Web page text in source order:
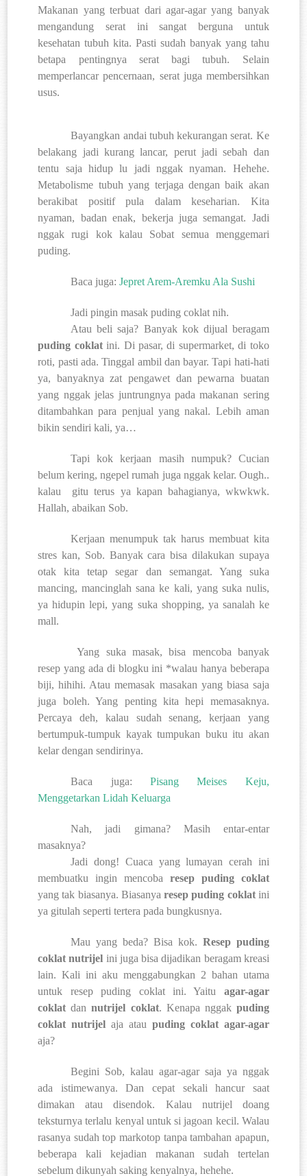
Makanan yang terbuat dari agar-agar yang banyak
mengandung serat ini sangat berguna untuk
kesehatan tubuh kita. Pasti sudah banyak yang tahu
betapa pentingnya serat bagi tubuh. Selain
memperlancar pencernaan, serat juga membersihkan
usus.
Bayangkan andai tubuh kekurangan serat. Ke
belakang jadi kurang lancar, perut jadi sebah dan
tentu saja hidup lu jadi nggak nyaman. Hehehe.
Metabolisme tubuh yang terjaga dengan baik akan
berakibat positif pula dalam keseharian. Kita
nyaman, badan enak, bekerja juga semangat. Jadi
nggak rugi kok kalau Sobat semua menggemari
puding.
Baca juga:Jepret Arem-Aremku Ala Sushi
Jadi pingin masak puding coklat nih.
Atau beli saja? Banyak kok dijual beragam
puding coklatini. Di pasar, di supermarket, di toko
roti, pasti ada. Tinggal ambil dan bayar. Tapi hati-hati
ya, banyaknya zat pengawet dan pewarna buatan
yang nggak jelas juntrungnya pada makanan sering
ditambahkan para penjual yang nakal. Lebih aman
bikin sendiri kali, ya…
Tapi kok kerjaan masih numpuk? Cucian
belum kering, ngepel rumah juga nggak kelar. Ough..
kalau
gitu terus ya kapan bahagianya, wkwkwk.
Hallah, abaikan Sob.
Kerjaan menumpuk tak harus membuat kita
stres kan, Sob. Banyak cara bisa dilakukan supaya
otak kita tetap segar dan semangat. Yang suka
mancing, mancinglah sana ke kali, yang suka nulis,
ya hidupin lepi, yang suka shopping, ya sanalah ke
mall.
Yang suka masak, bisa mencoba banyak
resep yang ada di blogku ini *walau hanya beberapa
biji, hihihi. Atau memasak masakan yang biasa saja
juga boleh. Yang penting kita hepi memasaknya.
Percaya deh, kalau sudah senang, kerjaan yang
bertumpuk-tumpuk kayak tumpukan buku itu akan
kelar dengan sendirinya.
Baca juga: Pisang Meises Keju,
Menggetarkan Lidah Keluarga
Nah, jadi gimana? Masih entar-entar
masaknya?
Jadi dong! Cuaca yang lumayan cerah ini
membuatku ingin mencoba resep puding coklat
yang tak biasanya. Biasanyaresep puding coklatini
ya gitulah seperti tertera pada bungkusnya.
Mau yang beda? Bisa kok. Resep puding
coklat nutrijel ini juga bisa dijadikan beragam kreasi
lain. Kali ini aku menggabungkan 2 bahan utama
untuk resep puding coklat ini. Yaitu agar-agar
coklat dannutrijel coklat. Kenapa nggak puding
coklat nutrijel aja atau puding coklat agar-agar
aja?
Begini Sob, kalau agar-agar saja ya nggak
ada istimewanya. Dan cepat sekali hancur saat
dimakan atau disendok. Kalau nutrijel doang
teksturnya terlalu kenyal untuk si jagoan kecil. Walau
rasanya sudah top markotop tanpa tambahan apapun,
beberapa kali kejadian makanan sudah tertelan
sebelum dikunyah saking kenyalnya, hehehe.